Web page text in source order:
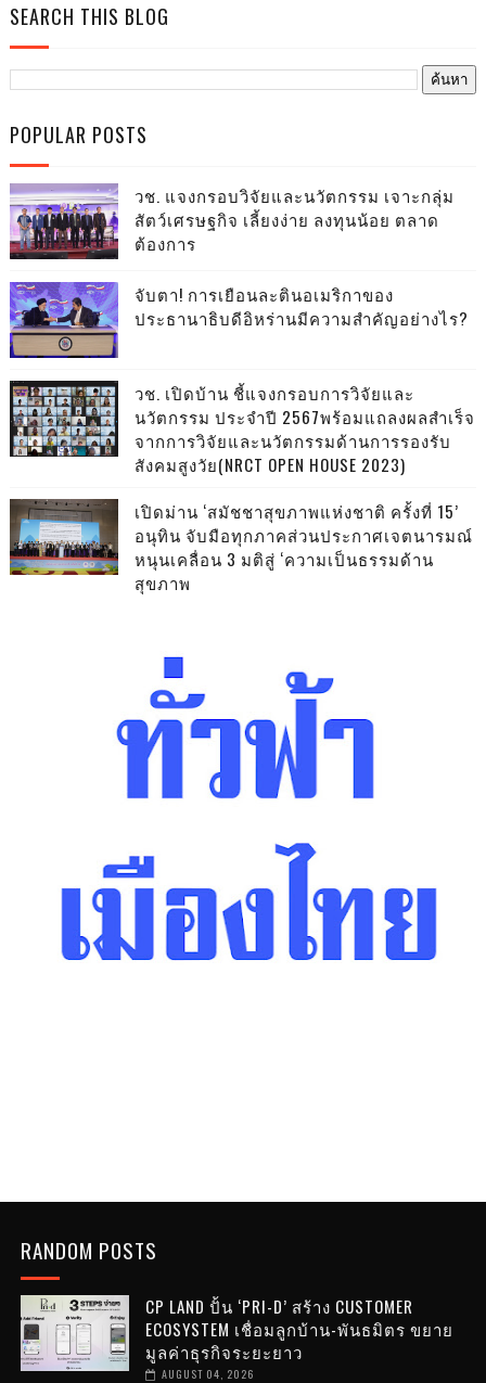
SEARCH THIS BLOG
POPULAR POSTS
วช. แจงกรอบวิจัยและนวัตกรรม เจาะกลุ่ม
สัตว์เศรษฐกิจ เลี้ยงง่าย ลงทุนน้อย ตลาด
ต้องการ
จับตา! การเยือนละตินอเมริกาของ
ประธานาธิบดีอิหร่านมีความสำคัญอย่างไร?
วช. เปิดบ้าน ชี้แจงกรอบการวิจัยและ
นวัตกรรม ประจำปี 2567พร้อมแถลงผลสำเร็จ
จากการวิจัยและนวัตกรรมด้านการรองรับ
สังคมสูงวัย(NRCT OPEN HOUSE 2023)
เปิดม่าน ‘สมัชชาสุขภาพแห่งชาติ ครั้งที่ 15’
อนุทิน จับมือทุกภาคส่วนประกาศเจตนารมณ์
หนุนเคลื่อน 3 มติสู่ ‘ความเป็นธรรมด้าน
สุขภาพ
RANDOM POSTS
CP LAND ปั้น ‘PRI-D’ สร้าง CUSTOMER
ECOSYSTEM เชื่อมลูกบ้าน-พันธมิตร ขยาย
มูลค่าธุรกิจระยะยาว
AUGUST 04, 2026